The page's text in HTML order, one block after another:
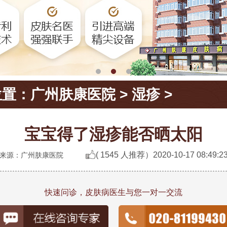
： 广州肤康医院> 湿疹>
宝宝得了湿疹能否晒太阳
源：广州肤康医院 ( 1545 人推荐） 2020-10-17
快速问诊，皮肤病医生与您一对一交流